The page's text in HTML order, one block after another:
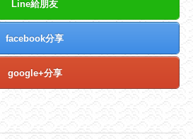
Line給朋友
facebook分享
google+分享